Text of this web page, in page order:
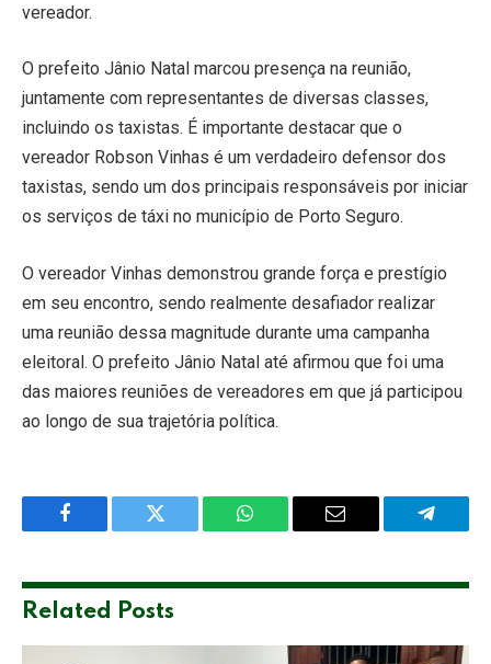
vereador.
O prefeito Jânio Natal marcou presença na reunião,
juntamente com representantes de diversas classes,
incluindo os taxistas. É importante destacar que o
vereador Robson Vinhas é um verdadeiro defensor dos
taxistas, sendo um dos principais responsáveis por iniciar
os serviços de táxi no município de Porto Seguro.
O vereador Vinhas demonstrou grande força e prestígio
em seu encontro, sendo realmente desafiador realizar
uma reunião dessa magnitude durante uma campanha
eleitoral. O prefeito Jânio Natal até afirmou que foi uma
das maiores reuniões de vereadores em que já participou
ao longo de sua trajetória política.
Facebook Twitter WhatsApp Email
Related Posts